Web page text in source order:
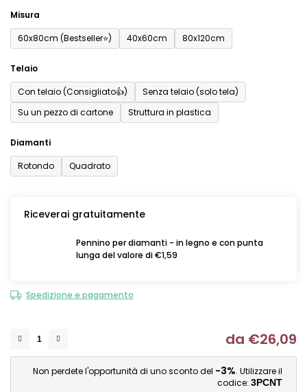
Misura
60x80cm (Bestseller⭐)
40x60cm 80x120cm
Telaio
Con telaio (Consigliato👍)
Senza telaio (solo tela)
Su un pezzo di cartone
Struttura in plastica
Diamanti
Rotondo
Quadrato
Riceverai gratuitamente
Pennino per diamanti - in legno e con punta
lunga del valore di €1,59
Spedizione e pagamento
da €26,09
Non perdete l'opportunità di uno sconto del -3%. Utilizzare il
codice: 3PCNT